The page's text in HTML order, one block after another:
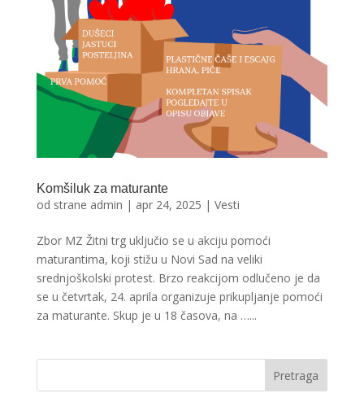
Komšiluk za maturante
od strane admin | apr 24, 2025 | Vesti
Zbor MZ Žitni trg uključio se u akciju pomoći
maturantima, koji stižu u Novi Sad na veliki
srednjoškolski protest. Brzo reakcijom odlučeno je da
se u četvrtak, 24. aprila organizuje prikupljanje pomoći
za maturante. Skup je u 18 časova, na …...
Pretraga